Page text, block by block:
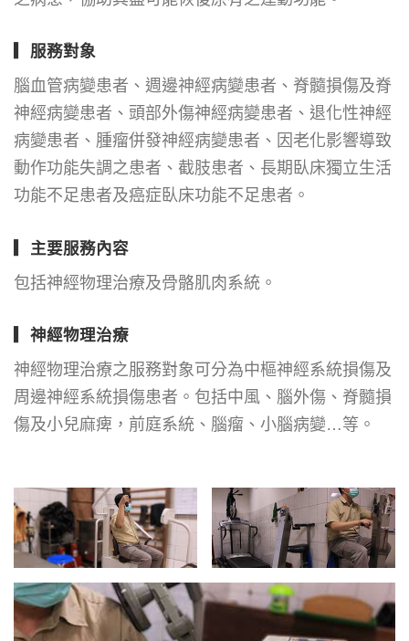
服務對象
腦血管病變患者、週邊神經病變患者、脊髓損傷及脊
神經病變患者、頭部外傷神經病變患者、退化性神經
病變患者、腫瘤併發神經病變患者、因老化影響導致
動作功能失調之患者、截肢患者、長期臥床獨立生活
功能不足患者及癌症臥床功能不足患者。
主要服務內容
包括神經物理治療及骨骼肌肉系統。
神經物理治療
神經物理治療之服務對象可分為中樞神經系統損傷及
周邊神經系統損傷患者。包括中風、腦外傷、脊髓損
傷及小兒麻痺，前庭系統、腦瘤、小腦病變…等。